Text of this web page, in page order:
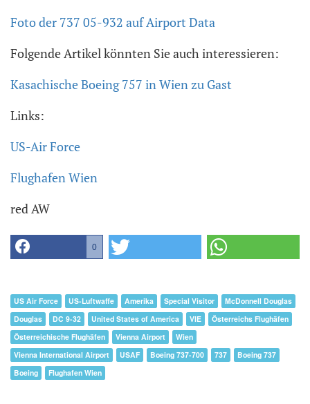
Foto der 737 05-932 auf Airport Data
Folgende Artikel könnten Sie auch interessieren:
Kasachische Boeing 757 in Wien zu Gast
Links:
US-Air Force
Flughafen Wien
red AW
0
US Air Force US-Luftwaffe Amerika Special Visitor
McDonnell Douglas
Douglas
DC 9-32 United States of America VIE
Österreichs Flughäfen
Österreichische Flughäfen
Vienna Airport
Wien
Vienna International Airport
USAF Boeing 737-700 737
Boeing 737
Boeing
Flughafen Wien